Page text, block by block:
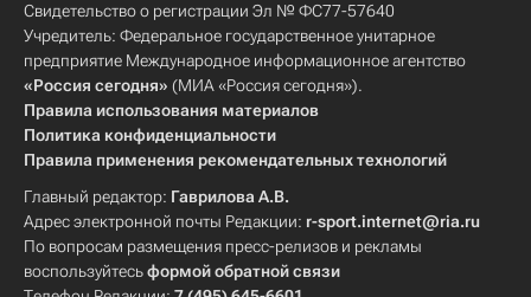
Свидетельство о регистрации Эл № ФС77-57640
Учредитель: Федеральное государственное унитарное
предприятие Международное информационное агентство
«Россия сегодня» (МИА «Россия сегодня»).
Правила использования материалов
Политика конфиденциальности
Правила применения рекомендательных технологий
Главный редактор: Гаврилова А.В.
Адрес электронной почты Редакции: r-sport.internet@ria.ru
По вопросам размещения пресс-релизов и рекламы
воспользуйтесьформой обратной связи